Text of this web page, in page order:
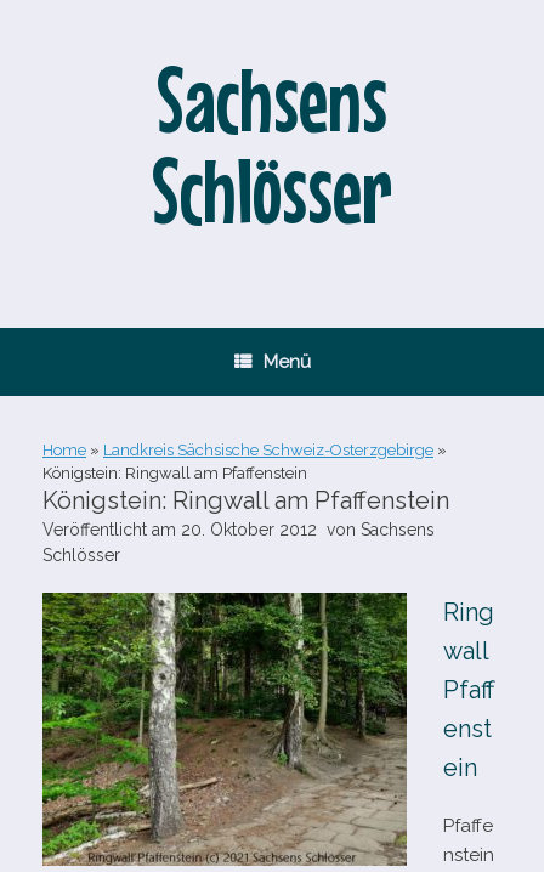
Sachsens
Schlösser
Menü
Home » Landkreis Sächsische Schweiz-Osterzgebirge »
Königstein: Ringwall am Pfaffenstein
Königstein: Ringwall am Pfaffenstein
Veröffentlicht am 20. Oktober 2012 von Sachsens
Schlösser
Ring
wall
Pfaff
enst
ein
Pfaffe
nstein